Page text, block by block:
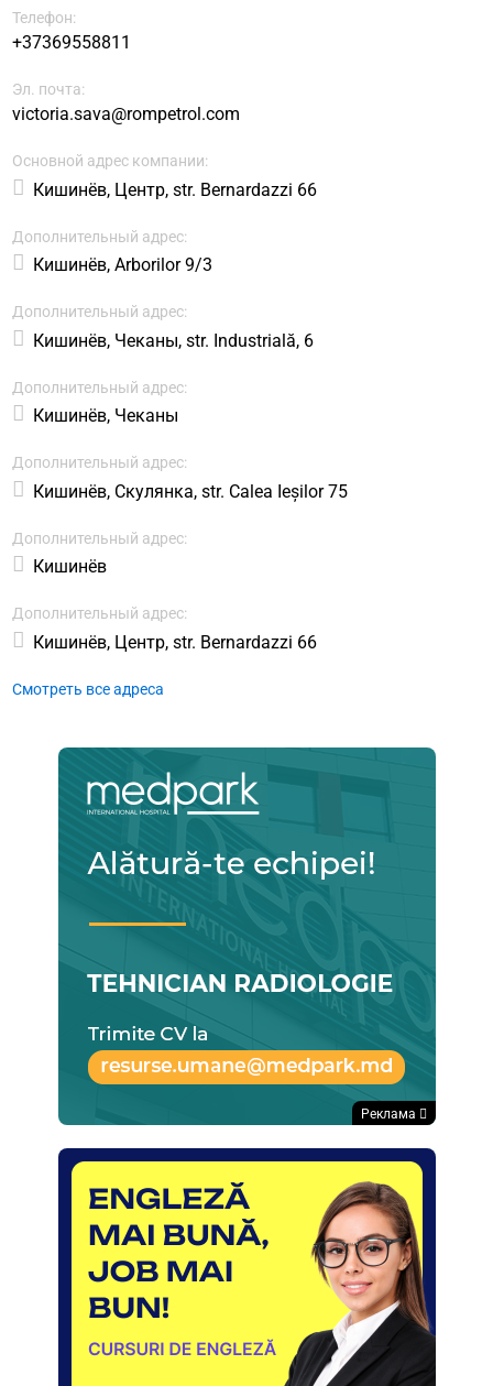
Телефон:
+37369558811
Эл. почта:
victoria.sava@rompetrol.com
Основной адрес компании:
Кишинёв, Центр, str. Bernardazzi 66
Дополнительный адрес:
Кишинёв, Arborilor 9/3
Дополнительный адрес:
Кишинёв, Чеканы, str. Industrială, 6
Дополнительный адрес:
Кишинёв, Чеканы
Дополнительный адрес:
Кишинёв, Скулянка, str. Calea Ieșilor 75
Дополнительный адрес:
Кишинёв
Дополнительный адрес:
Кишинёв, Центр, str. Bernardazzi 66
Смотреть все адреса
Реклама